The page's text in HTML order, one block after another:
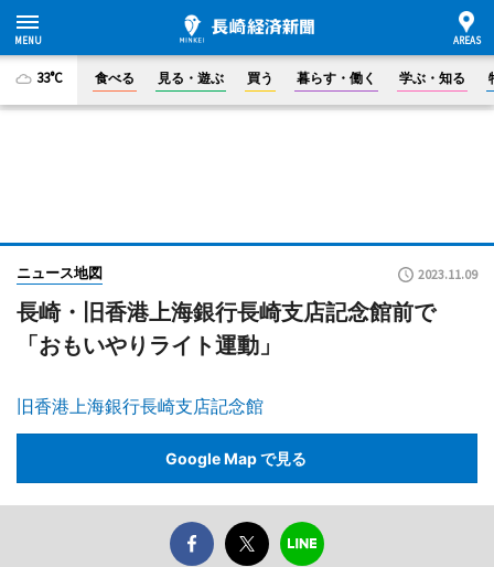
33°C 食べる 見る・遊ぶ 買う 暮らす・働く 学ぶ・知る
ニュース地図 2023.11.09
長崎・旧香港上海銀行長崎支店記念館前で
「おもいやりライト運動」
旧香港上海銀行長崎支店記念館
Google Map で見る